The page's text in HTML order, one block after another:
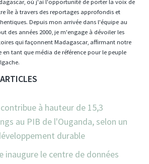
où j'ai l'opportunité de porter la voix de
île à travers des reportages approfondis et
Depuis mon arrivée dans l'équipe au
des années 2000, je m'engage à dévoiler les
qui façonnent Madagascar, affirmant notre
en tant que média de référence pour le peuple
à hauteur de 15,3
au PIB de l'Ouganda, selon un
durable
inaugure le centre de données